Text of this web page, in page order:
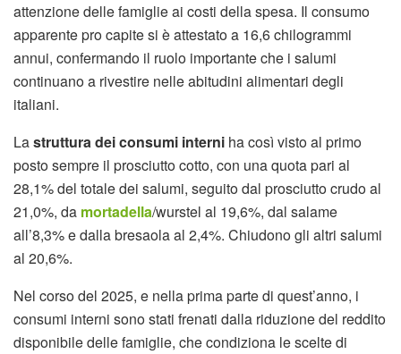
attenzione delle famiglie ai costi della spesa. Il consumo
apparente pro capite si è attestato a 16,6 chilogrammi
annui, confermando il ruolo importante che i salumi
continuano a rivestire nelle abitudini alimentari degli
italiani.
Lastruttura dei consumi interni ha così visto al primo
posto sempre il prosciutto cotto, con una quota pari al
28,1% del totale dei salumi, seguito dal prosciutto crudo al
21,0%, da mortadella/wurstel al 19,6%, dal salame
all’8,3% e dalla bresaola al 2,4%. Chiudono gli altri salumi
al 20,6%.
Nel corso del 2025, e nella prima parte di quest’anno, i
consumi interni sono stati frenati dalla riduzione del reddito
disponibile delle famiglie, che condiziona le scelte di